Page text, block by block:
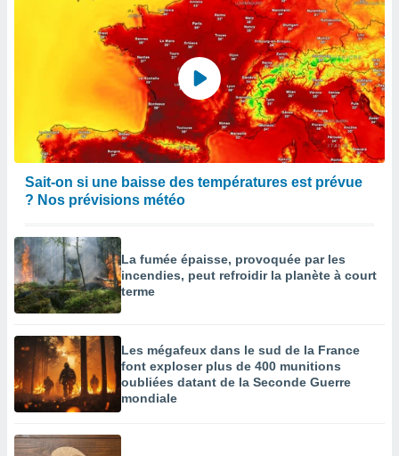
Sait-on si une baisse des températures est prévue
? Nos prévisions météo
La fumée épaisse, provoquée par les
incendies, peut refroidir la planète à court
terme
Les mégafeux dans le sud de la France
font exploser plus de 400 munitions
oubliées datant de la Seconde Guerre
mondiale